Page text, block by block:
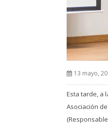
13 mayo,
Esta tarde, a
Asociación